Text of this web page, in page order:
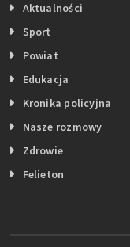
Aktualności
Sport
Powiat
Edukacja
Kronika policyjna
Nasze rozmowy
Zdrowie
Felieton